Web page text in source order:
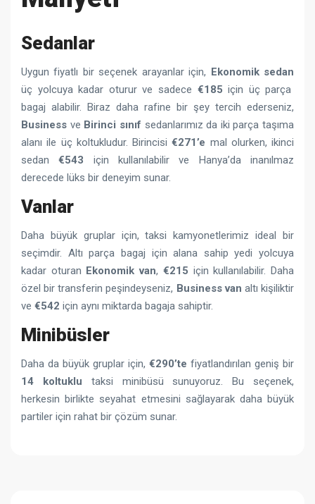
Sedanlar
Uygun fiyatlı bir seçenek arayanlar için, Ekonomik sedan
üç yolcuya kadar oturur ve sadece €185 için üç parça
bagaj alabilir. Biraz daha rafine bir şey tercih ederseniz,
Business ve Birinci sınıf sedanlarımız da iki parça taşıma
alanı ile üç koltukludur. Birincisi€271’e mal olurken, ikinci
sedan€543 için kullanılabilir ve Hanya’da inanılmaz
derecede lüks bir deneyim sunar.
Vanlar
Daha büyük gruplar için, taksi kamyonetlerimiz ideal bir
seçimdir. Altı parça bagaj için alana sahip yedi yolcuya
kadar oturan Ekonomik van, €215 için kullanılabilir. Daha
özel bir transferin peşindeyseniz, Business van altı kişiliktir
ve €542 için aynı miktarda bagaja sahiptir.
Minibüsler
Daha da büyük gruplar için, €290’te fiyatlandırılan geniş bir
14 koltuklu taksi minibüsü sunuyoruz. Bu seçenek,
herkesin birlikte seyahat etmesini sağlayarak daha büyük
partiler için rahat bir çözüm sunar.